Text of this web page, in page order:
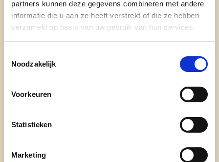
partners kunnen deze gegevens combineren met andere
informatie die u aan ze heeft verstrekt of die ze hebben
verzameld op basis van uw gebruik van hun services.
Noodzakelijk
Voorkeuren
Statistieken
Marketing
te maken, komt er een Tuinranger langs die
gratis advies geeft op maat van jouw tuin.
Een 60-tal gemeenten in Vlaanderen heeft al
hier in Kapelle-op-den-Bos ook werk van
CD&V wil daarnaast ook een
in het
te maken voor vogels
, onder andere door
voor bijvoorbeeld mussen, zwaluwen of